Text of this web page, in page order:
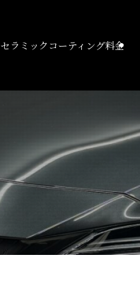
セラミックコーティング料金